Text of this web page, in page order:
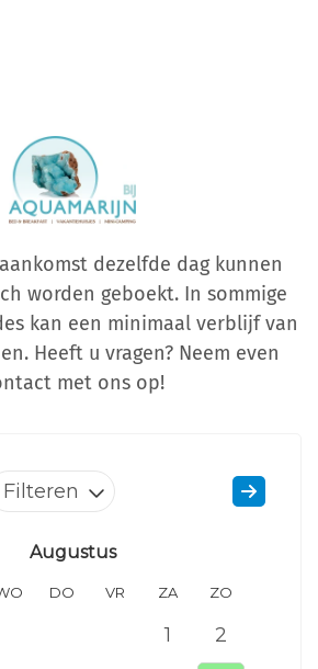
dezelfde dag kunnen
worden geboekt. In sommige
kan een minimaal verblijf van
Heeft u vragen? Neem even
met ons op!
Filteren
Augustus
DO VR ZA ZO
1 2